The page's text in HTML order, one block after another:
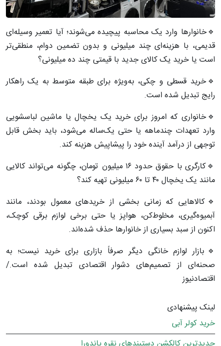
🔹خانوارها وارد یک محاسبه پیچیده می‌شوند؛ آیا تعمیر وسیله‌ای
قدیمی، با هزینه‌ای چند میلیونی و بدون تضمین دوام، منطقی‌تر
است یا خرید یک کالای جدید با قیمتی چند ده میلیونی؟
🔹خرید قسطی و چکی، به‌ویژه برای طبقه متوسط به یک راهکار
رایج تبدیل شده است.
🔹خانواری که امروز برای خرید یک یخچال یا ماشین لباسشویی
وارد تعهدات چندماهه یا حتی یک‌ساله می‌شود، باید بخش قابل
توجهی از درآمد آینده خود را پیشاپیش هزینه کند.
🔹کارگری با حقوق حدود ۱۶ میلیون تومان، چگونه می‌تواند کالایی
مانند یک یخچال ۴۰ تا ۶۰ میلیونی تهیه کند؟
🔹کالاهایی که زمانی بخشی از خریدهای معمول بودند، مانند
آبمیوه‌گیری، مخلوط‌کن، هواپز یا حتی برخی لوازم برقی کوچک،
اکنون از سبد بسیاری از خانوارها حذف شده‌اند.
🔹بازار لوازم خانگی دیگر صرفاً بازاری برای خرید نیست؛ به
صحنه‌ای از تصمیم‌های دشوار اقتصادی تبدیل شده است./
اقتصادنیوز
لینک پیشنهادی
خرید کولر آبی